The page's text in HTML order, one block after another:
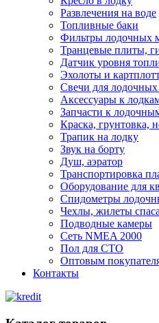
Развлечения на воде
Топливные баки
Фильтры лодочных
Транцевые плиты,
Датчик уровня
Эхолоты и
Cвечи для
Аксессуары к
Запчасти к
Краска, грунтовка,
Трапик на лодку
Звук на борту
Душ, аэратор
Транспортировка
Оборудование для
Спидометры
Чехлы, жилеты
Подводные камеры
Сеть NMEA 2000
Пол для СТО
Оптовым
Контакты